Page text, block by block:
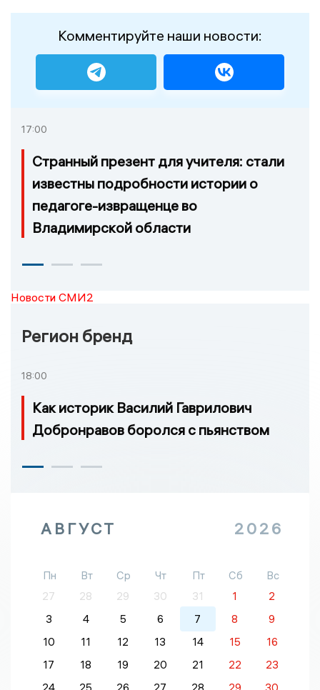
Комментируйте наши новости:
17:00
Странный презент для учителя: стали
известны подробности истории о
педагоге-извращенце во
Владимирской области
Новости СМИ2
Регион бренд
18:00
Как историк Василий Гаврилович
Добронравов боролся с пьянством
АВГУСТ 2026
Пн Вт Ср Чт Пт Сб
Вс
27
28 29 30 31 1
2
3
4 5 6 7 8
9
10
11 12 13 14 15
16
17
18 19 20 21 22
23
24
25 26 27 28 29 30